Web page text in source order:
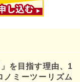
を目指す理由、1
ノミーツーリズム